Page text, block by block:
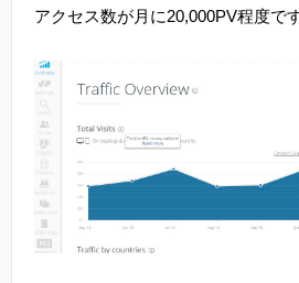
アクセス数が月に20,000PV程度です